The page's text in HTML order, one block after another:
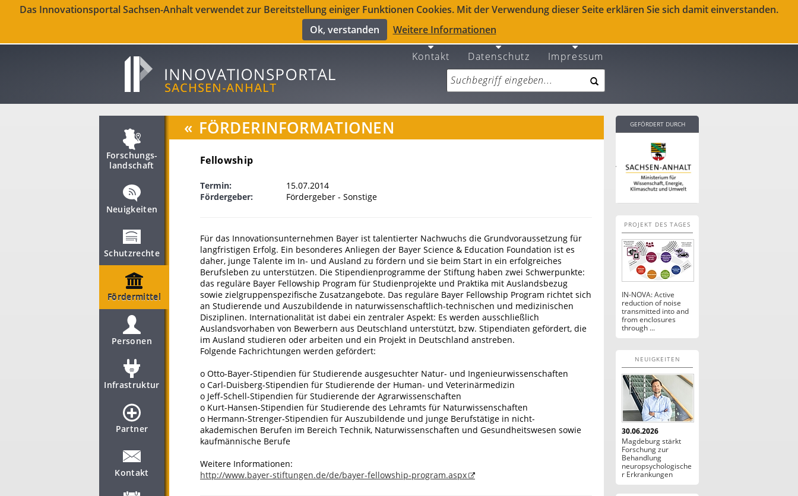
Das Innovationsportal Sachsen-Anhalt verwendet zur Bereitstellung einiger Funktionen Cookies. Mit der Verwendung dieser Seite erklären Sie sich damit einverstanden.
Ok, verstanden
Weitere Informationen
Kontakt Datenschutz Impressum
Forschungs­
landschaft
Neuigkeiten
Schutzrechte
Fördermittel
Personen
Infrastruktur
Partner
Kontakt
« FÖRDERINFORMATIONEN
Fellowship
Termin:
15.07.2014
Fördergeber:
Fördergeber - Sonstige
Für das Innovationsunternehmen Bayer ist talentierter Nachwuchs die Grundvoraussetzung für
langfristigen Erfolg. Ein besonderes Anliegen der Bayer Science & Education Foundation ist es
daher, junge Talente im In- und Ausland zu fördern und sie beim Start in ein erfolgreiches
Berufsleben zu unterstützen. Die Stipendienprogramme der Stiftung haben zwei Schwerpunkte:
das reguläre Bayer Fellowship Program für Studienprojekte und Praktika mit Auslandsbezug
sowie zielgruppenspezifische Zusatzangebote. Das reguläre Bayer Fellowship Program richtet sich
an Studierende und Auszubildende in naturwissenschaftlich-technischen und medizinischen
Disziplinen. Internationalität ist dabei ein zentraler Aspekt: Es werden ausschließlich
Auslandsvorhaben von Bewerbern aus Deutschland unterstützt, bzw. Stipendiaten gefördert, die
im Ausland studieren oder arbeiten und ein Projekt in Deutschland anstreben.
Folgende Fachrichtungen werden gefördert:
o Otto-Bayer-Stipendien für Studierende ausgesuchter Natur- und Ingenieurwissenschaften
o Carl-Duisberg-Stipendien für Studierende der Human- und Veterinärmedizin
o Jeff-Schell-Stipendien für Studierende der Agrarwissenschaften
o Kurt-Hansen-Stipendien für Studierende des Lehramts für Naturwissenschaften
o Hermann-Strenger-Stipendien für Auszubildende und junge Berufstätige in nicht-
akademischen Berufen im Bereich Technik, Naturwissenschaften und Gesundheitswesen sowie
kaufmännische Berufe
Weitere Informationen:
http://www.bayer-stiftungen.de/de/bayer-fellowship-program.aspx
GEFÖRDERT DURCH
PROJEKT DES TAGES
IN-NOVA: Active
reduction of noise
transmitted into and
from enclosures
through ...
NEUIGKEITEN
30.06.2026
Magdeburg stärkt
Forschung zur
Behandlung
neuropsychologische
r Erkrankungen